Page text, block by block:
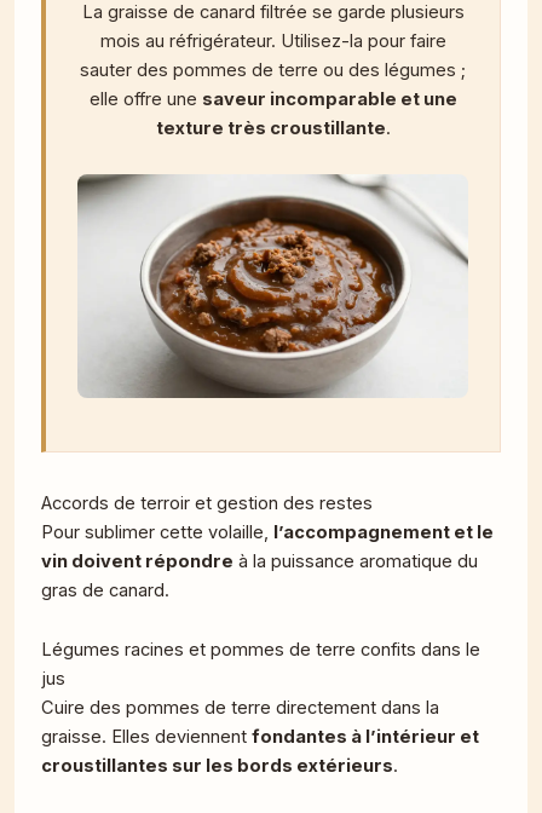
La graisse de canard filtrée se garde plusieurs
mois au réfrigérateur. Utilisez-la pour faire
sauter des pommes de terre ou des légumes ;
elle offre une saveur incomparable et une
texture très croustillante.
Accords de terroir et gestion des restes
Pour sublimer cette volaille, l’accompagnement et le
vin doivent répondre à la puissance aromatique du
gras de canard.
Légumes racines et pommes de terre confits dans le
jus
Cuire des pommes de terre directement dans la
graisse. Elles deviennent fondantes à l’intérieur et
croustillantes sur les bords extérieurs.